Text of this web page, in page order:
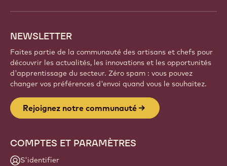
NEWSLETTER
Faites partie de la communauté des artisans et chefs pour
découvrir les actualités, les innovations et les opportunités
d'apprentissage du secteur. Zéro spam : vous pouvez
changer vos préférences d'envoi quand vous le souhaitez.
Rejoignez notre communauté
COMPTES ET PARAMÈTRES
S'identifier